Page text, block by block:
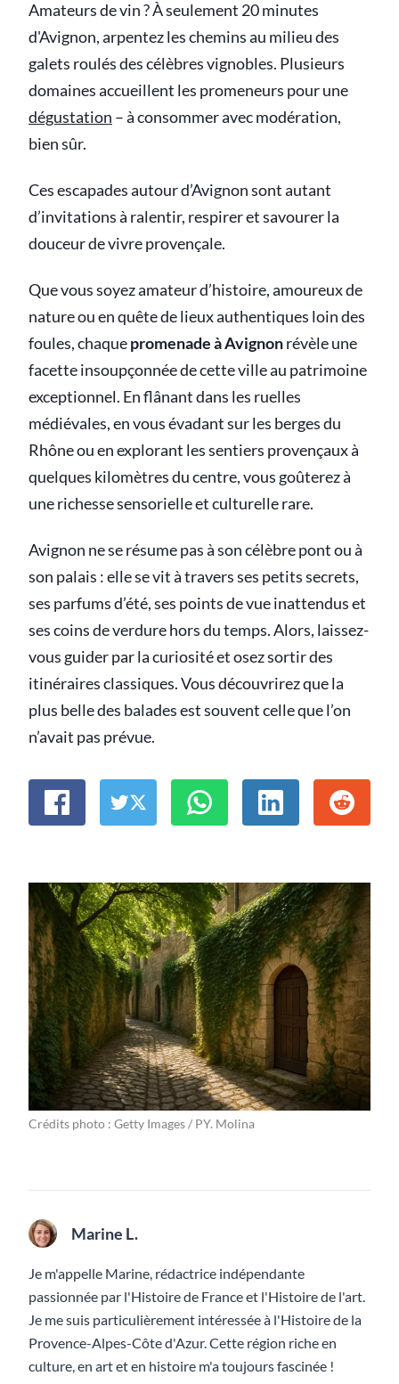
Amateurs de vin ? À seulement 20 minutes
d'Avignon, arpentez les chemins au milieu des
galets roulés des célèbres vignobles. Plusieurs
domaines accueillent les promeneurs pour une
dégustation – à consommer avec modération,
bien sûr.
Ces escapades autour d’Avignon sont autant
d’invitations à ralentir, respirer et savourer la
douceur de vivre provençale.
Que vous soyez amateur d’histoire, amoureux de
nature ou en quête de lieux authentiques loin des
foules, chaquepromenade à Avignonrévèle une
facette insoupçonnée de cette ville au patrimoine
exceptionnel. En flânant dans les ruelles
médiévales, en vous évadant sur les berges du
Rhône ou en explorant les sentiers provençaux à
quelques kilomètres du centre, vous goûterez à
une richesse sensorielle et culturelle rare.
Avignon ne se résume pas à son célèbre pont ou à
son palais : elle se vit à travers ses petits secrets,
ses parfums d’été, ses points de vue inattendus et
ses coins de verdure hors du temps. Alors, laissez-
vous guider par la curiosité et osez sortir des
itinéraires classiques. Vous découvrirez que la
plus belle des balades est souvent celle que l’on
n’avait pas prévue.
Crédits photo : Getty Images / PY. Molina
Marine L.
Je m'appelle Marine, rédactrice indépendante
passionnée par l'Histoire de France et l'Histoire de l'art.
Je me suis particulièrement intéressée à l'Histoire de la
Provence-Alpes-Côte d'Azur. Cette région riche en
culture, en art et en histoire m'a toujours fascinée !